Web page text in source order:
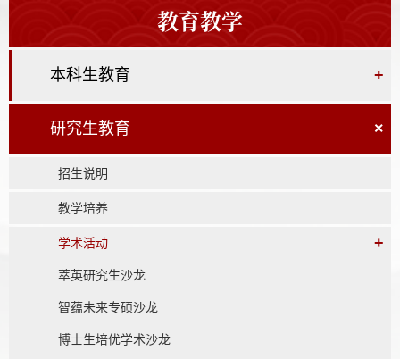
教育教学
本科生教育 +
研究生教育 ×
招生说明
教学培养
学术活动 +
萃英研究生沙龙
智蕴未来专硕沙龙
博士生培优学术沙龙